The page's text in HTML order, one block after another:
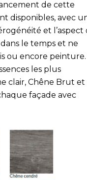
de cette
disponibles, avec
et l’aspect
le temps et ne
ou encore peinture.
les plus
clair, Chêne Brut et
façade avec